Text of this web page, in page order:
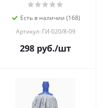
Есть в наличии (168)
Артикул: ГИ-020/8-09
298 руб./шт